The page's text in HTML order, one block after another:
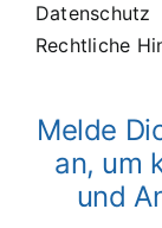
Datenschutz
Rechtliche
Melde
an, um
und